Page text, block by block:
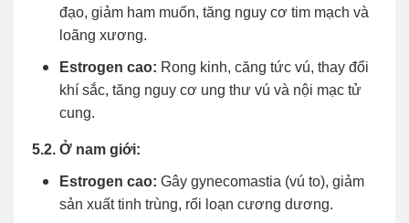
đạo, giảm ham muốn, tăng nguy cơ tim mạch và
loãng xương.
Estrogen cao: Rong kinh, căng tức vú, thay đổi
khí sắc, tăng nguy cơ ung thư vú và nội mạc tử
cung.
5.2. Ở nam giới:
Estrogen cao: Gây gynecomastia (vú to), giảm
sản xuất tinh trùng, rối loạn cương dương.